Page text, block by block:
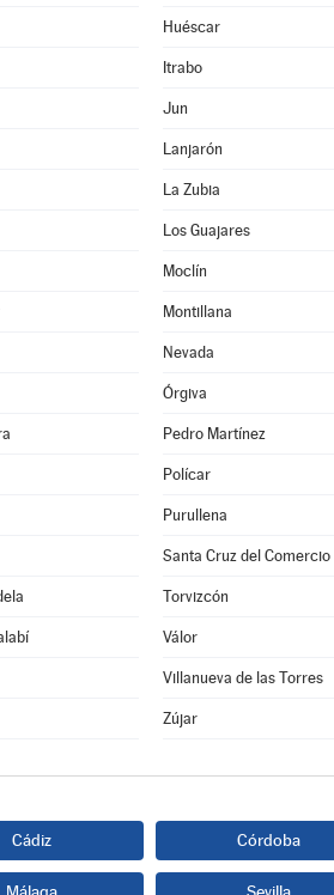
Huéscar
Itrabo
Jun
Lanjarón
La Zubia
Los Guajares
Moclín
Montillana
Nevada
Órgiva
Pedro Martínez
Polícar
Purullena
Santa Cruz del Comercio
Torvizcón
Válor
Villanueva de las Torres
Zújar
Cádiz Córdoba